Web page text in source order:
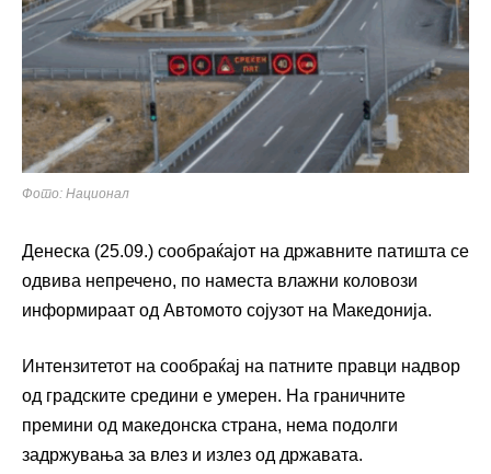
Фото: Национал
Денеска (25.09.) сообраќајот на државните патишта се
одвива непречено, по наместа влажни коловози
информираат од Автомото сојузот на Македонија.
Интензитетот на сообраќај на патните правци надвор
од градските средини е умерен. На граничните
премини од македонска страна, нема подолги
задржувања за влез и излез од државата.